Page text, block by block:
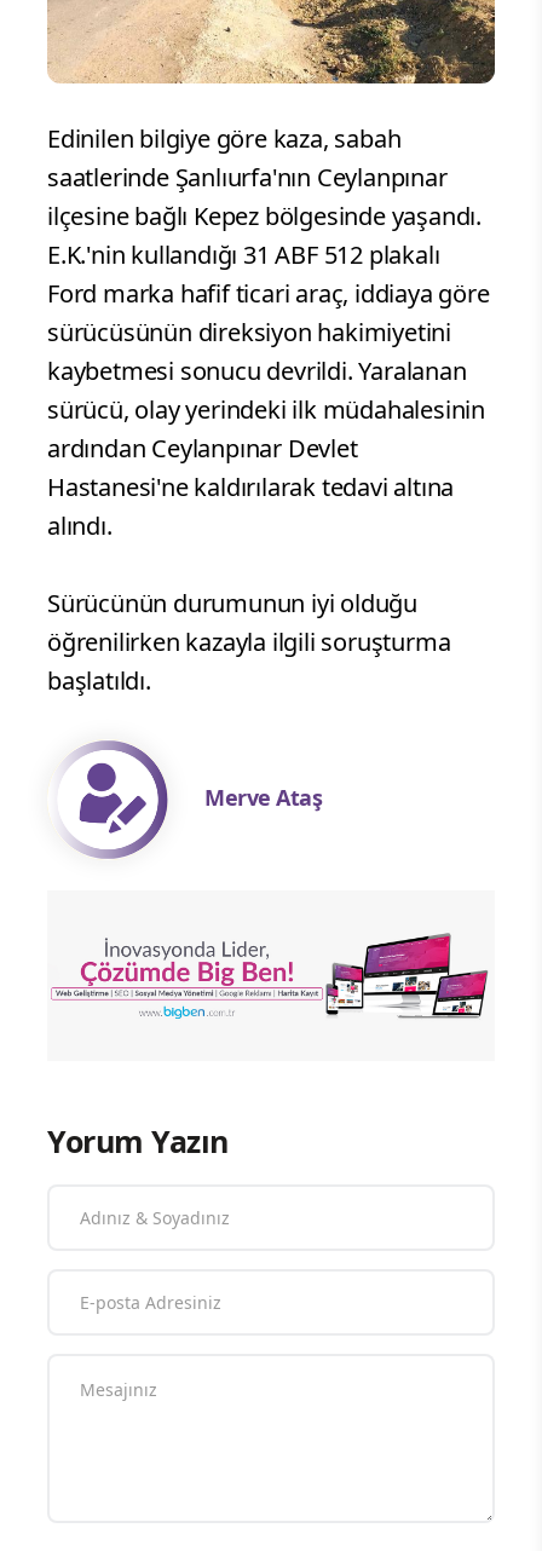
Edinilen bilgiye göre kaza, sabah
saatlerinde Şanlıurfa'nın Ceylanpınar
ilçesine bağlı Kepez bölgesinde yaşandı.
E.K.'nin kullandığı 31 ABF 512 plakalı
Ford marka hafif ticari araç, iddiaya göre
sürücüsünün direksiyon hakimiyetini
kaybetmesi sonucu devrildi. Yaralanan
sürücü, olay yerindeki ilk müdahalesinin
ardından Ceylanpınar Devlet
Hastanesi'ne kaldırılarak tedavi altına
alındı.
Sürücünün durumunun iyi olduğu
öğrenilirken kazayla ilgili soruşturma
başlatıldı.
Merve Ataş
Yorum Yazın